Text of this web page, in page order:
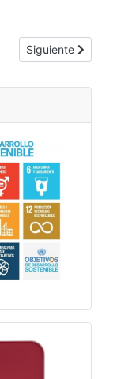
Artículo
Siguiente